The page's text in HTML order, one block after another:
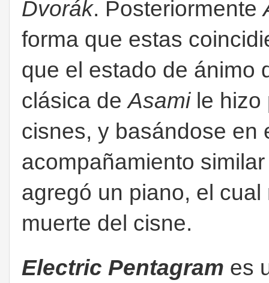
Dvorák. Posteriormente
forma que estas
que el estado de ánimo
clásica deAsamile hizo
cisnes, y basándose en
acompañamiento
agregó un piano, el
muerte del cisne.
Electric Pentagram es